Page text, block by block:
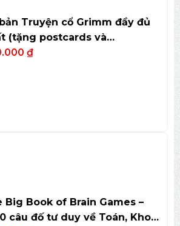
Truyện cổ Grimm đầy đủ
(tặng postcards và
₫
Big Book of Brain Games –
câu đố tư duy về Toán, Khoa